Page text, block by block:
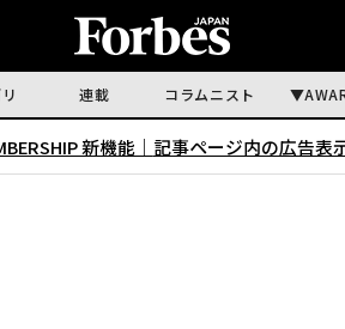
連載 コラムニスト
新機能｜ 記事ページ内の広告表